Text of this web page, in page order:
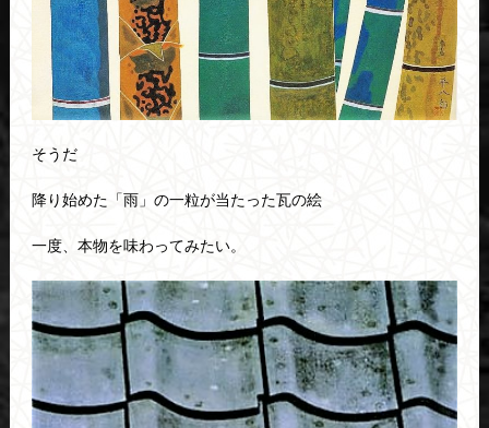
そうだ
降り始めた「雨」の一粒が当たった瓦の絵
一度、本物を味わってみたい。